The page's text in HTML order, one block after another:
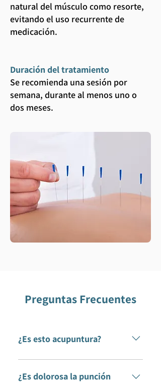
natural del músculo como resorte,
evitando el uso recurrente de
medicación.
Duración del tratamiento
Se recomienda una sesión por
semana, durante al menos uno o
dos meses.
Preguntas Frecuentes
¿Es esto acupuntura?
Existen muchas similitudes y
diferencias entre la punción seca
¿Es dolorosa la punción